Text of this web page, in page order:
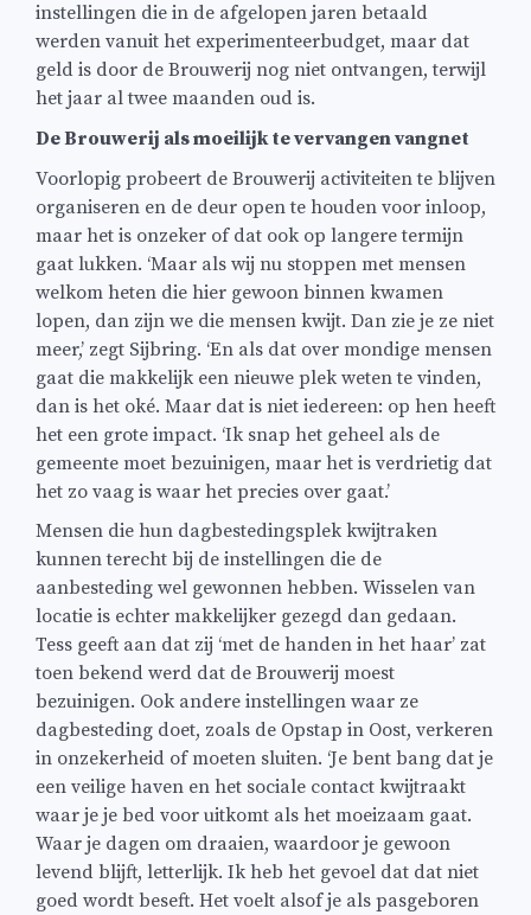
instellingen die in de afgelopen jaren betaald
werden vanuit het experimenteerbudget, maar dat
geld is door de Brouwerij nog niet ontvangen, terwijl
het jaar al twee maanden oud is.
De Brouwerij als moeilijk te vervangen vangnet
Voorlopig probeert de Brouwerij activiteiten te blijven
organiseren en de deur open te houden voor inloop,
maar het is onzeker of dat ook op langere termijn
gaat lukken. ‘Maar als wij nu stoppen met mensen
welkom heten die hier gewoon binnen kwamen
lopen, dan zijn we die mensen kwijt. Dan zie je ze niet
meer,’ zegt Sijbring. ‘En als dat over mondige mensen
gaat die makkelijk een nieuwe plek weten te vinden,
dan is het oké. Maar dat is niet iedereen: op hen heeft
het een grote impact. ‘Ik snap het geheel als de
gemeente moet bezuinigen, maar het is verdrietig dat
het zo vaag is waar het precies over gaat.’
Mensen die hun dagbestedingsplek kwijtraken
kunnen terecht bij de instellingen die de
aanbesteding wel gewonnen hebben. Wisselen van
locatie is echter makkelijker gezegd dan gedaan.
Tess geeft aan dat zij ‘met de handen in het haar’ zat
toen bekend werd dat de Brouwerij moest
bezuinigen. Ook andere instellingen waar ze
dagbesteding doet, zoals de Opstap in Oost, verkeren
in onzekerheid of moeten sluiten. ‘Je bent bang dat je
een veilige haven en het sociale contact kwijtraakt
waar je je bed voor uitkomt als het moeizaam gaat.
Waar je dagen om draaien, waardoor je gewoon
levend blijft, letterlijk. Ik heb het gevoel dat dat niet
goed wordt beseft. Het voelt alsof je als pasgeboren